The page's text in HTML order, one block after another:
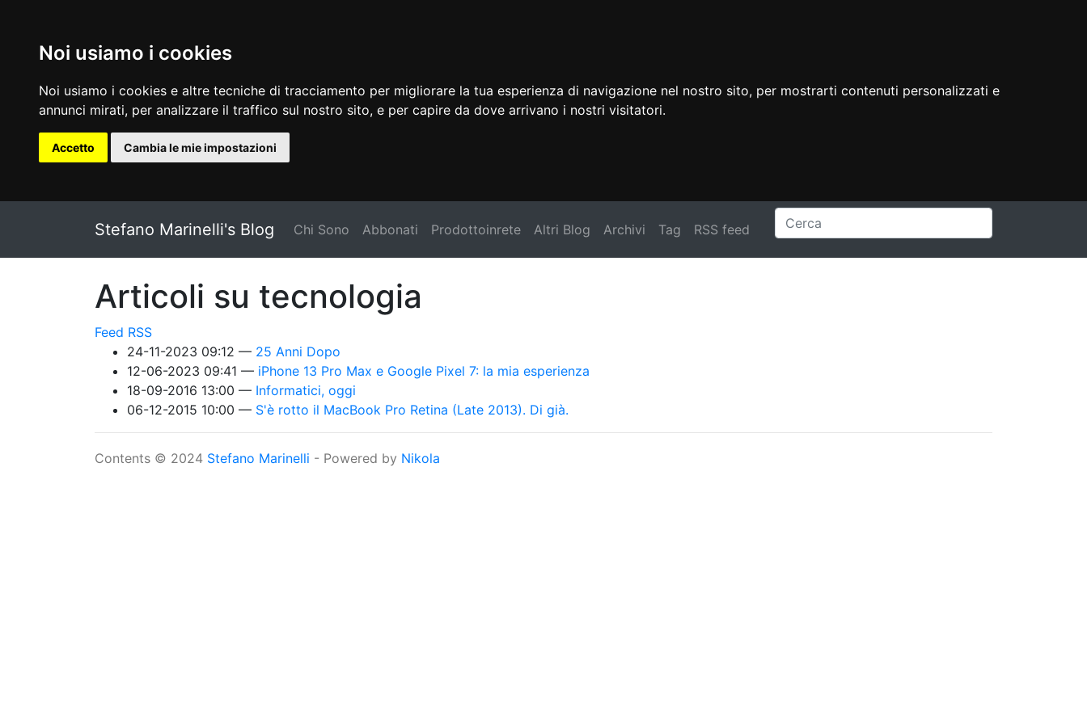
Noi usiamo i cookies
Noi usiamo i cookies e altre tecniche di tracciamento per migliorare la tua esperienza di navigazione nel nostro sito, per mostrarti contenuti personalizzati e
annunci mirati, per analizzare il traffico sul nostro sito, e per capire da dove arrivano i nostri visitatori.
Accetto Cambia le mie impostazioni
Stefano Marinelli's Blog Chi Sono Abbonati Prodottoinrete Altri Blog Archivi Tag RSS feed
Articoli su tecnologia
Feed RSS
24-11-2023 09:12
25 Anni Dopo
12-06-2023 09:41
iPhone 13 Pro Max e Google Pixel 7: la mia esperienza
18-09-2016 13:00
Informatici, oggi
06-12-2015 10:00
S'è rotto il MacBook Pro Retina (Late 2013). Di già.
Contents © 2024 Stefano Marinelli - Powered by Nikola